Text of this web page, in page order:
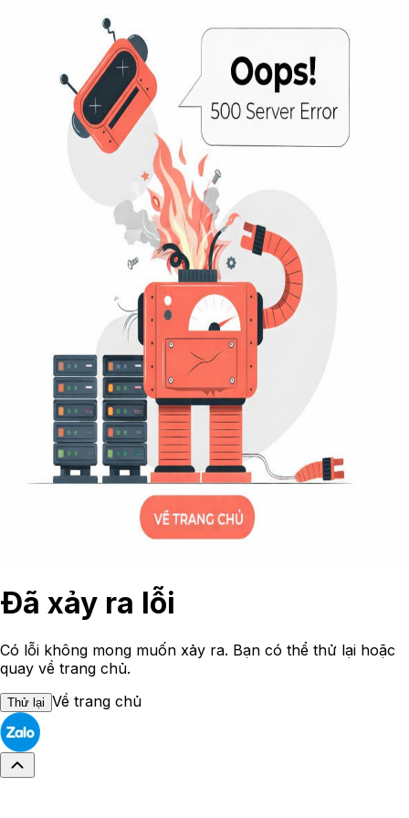
Đã xảy ra lỗi
Có lỗi không mong muốn xảy ra. Bạn có thể thử lại hoặc
quay về trang chủ.
Thử lại Về trang chủ